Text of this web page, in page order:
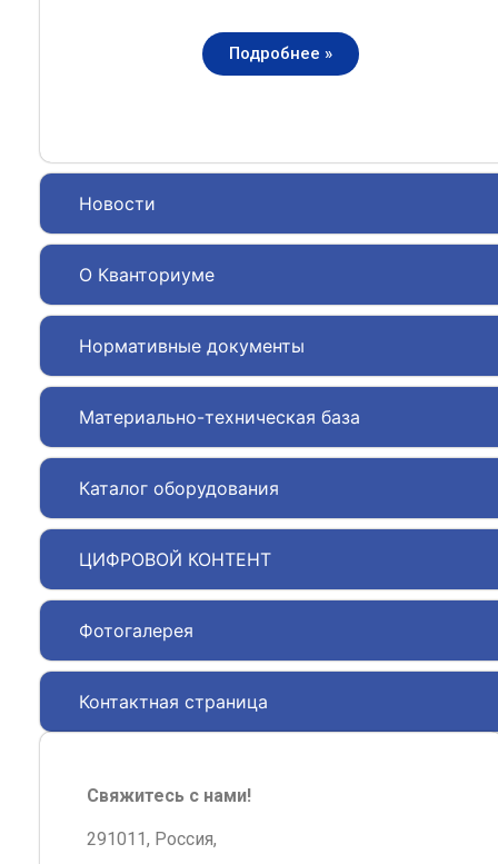
Новости
О Кванториуме
Нормативные документы
Материально-техническая база
Каталог оборудования
ЦИФРОВОЙ КОНТЕНТ
Фотогалерея
Контактная страница
Подробнее »
Свяжитесь с нами!
291011, Россия,